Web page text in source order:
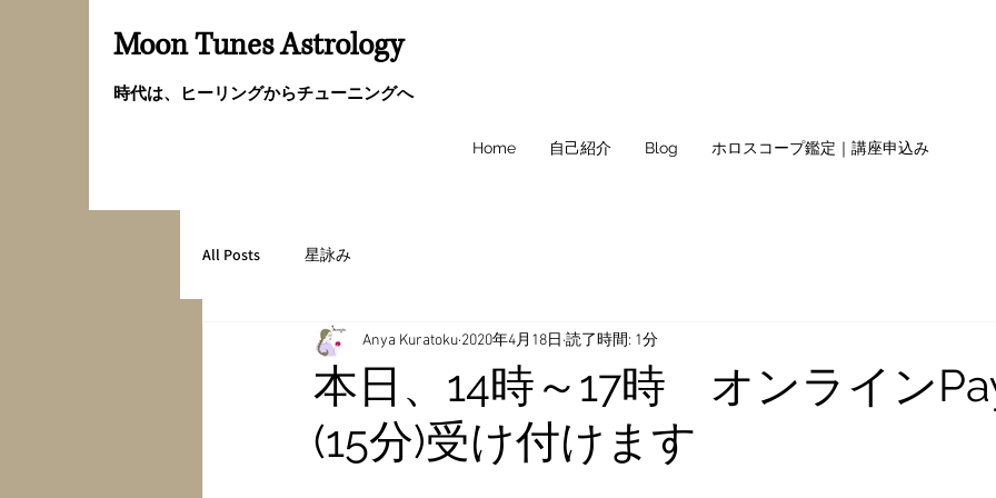
Moon Tunes Astrology
時代は、ヒーリングからチューニングへ
Home 自己紹介 Blog ホロスコープ鑑定｜講座申込み
All Posts 星詠み
本日、14時～17時 オンライン
(15分)受け付けます
Anya Kuratoku 2020年4月18日 読了時間: 1分